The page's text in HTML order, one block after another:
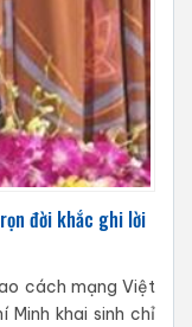
đời khắc ghi lời
cách mạng Việt
Minh khai sinh chỉ